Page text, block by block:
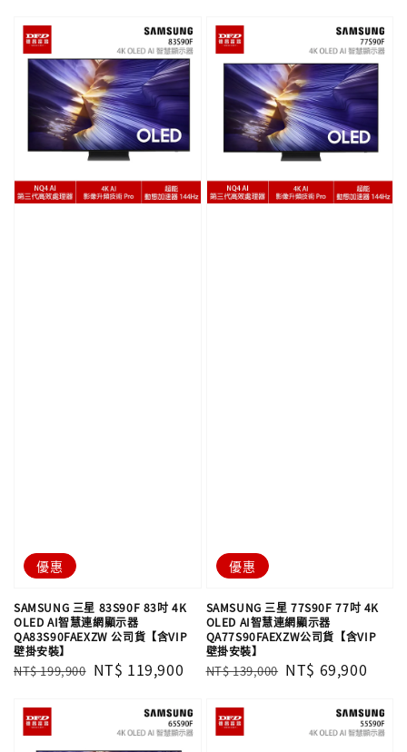
優惠
SAMSUNG 三星 83S90F 83吋 4K
OLED AI智慧連網顯示器
QA83S90FAEXZW 公司貨【含VIP
壁掛安裝】
Regular
NT$ 199,900 Sale
NT$ 119,900
優惠
SAMSUNG 三星 77S90F 77吋 4K
OLED AI智慧連網顯示器
QA77S90FAEXZW公司貨【含VIP
壁掛安裝】
Regular
NT$ 139,000 Sale
NT$ 69,900